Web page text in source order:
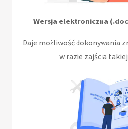
Wersja elektroniczna
Daje możliwość dokonywania
w razie zajścia